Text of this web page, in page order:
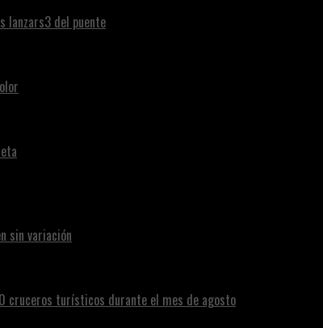
lanzars3 del puente
sin variación
cruceros turísticos durante el mes de agosto